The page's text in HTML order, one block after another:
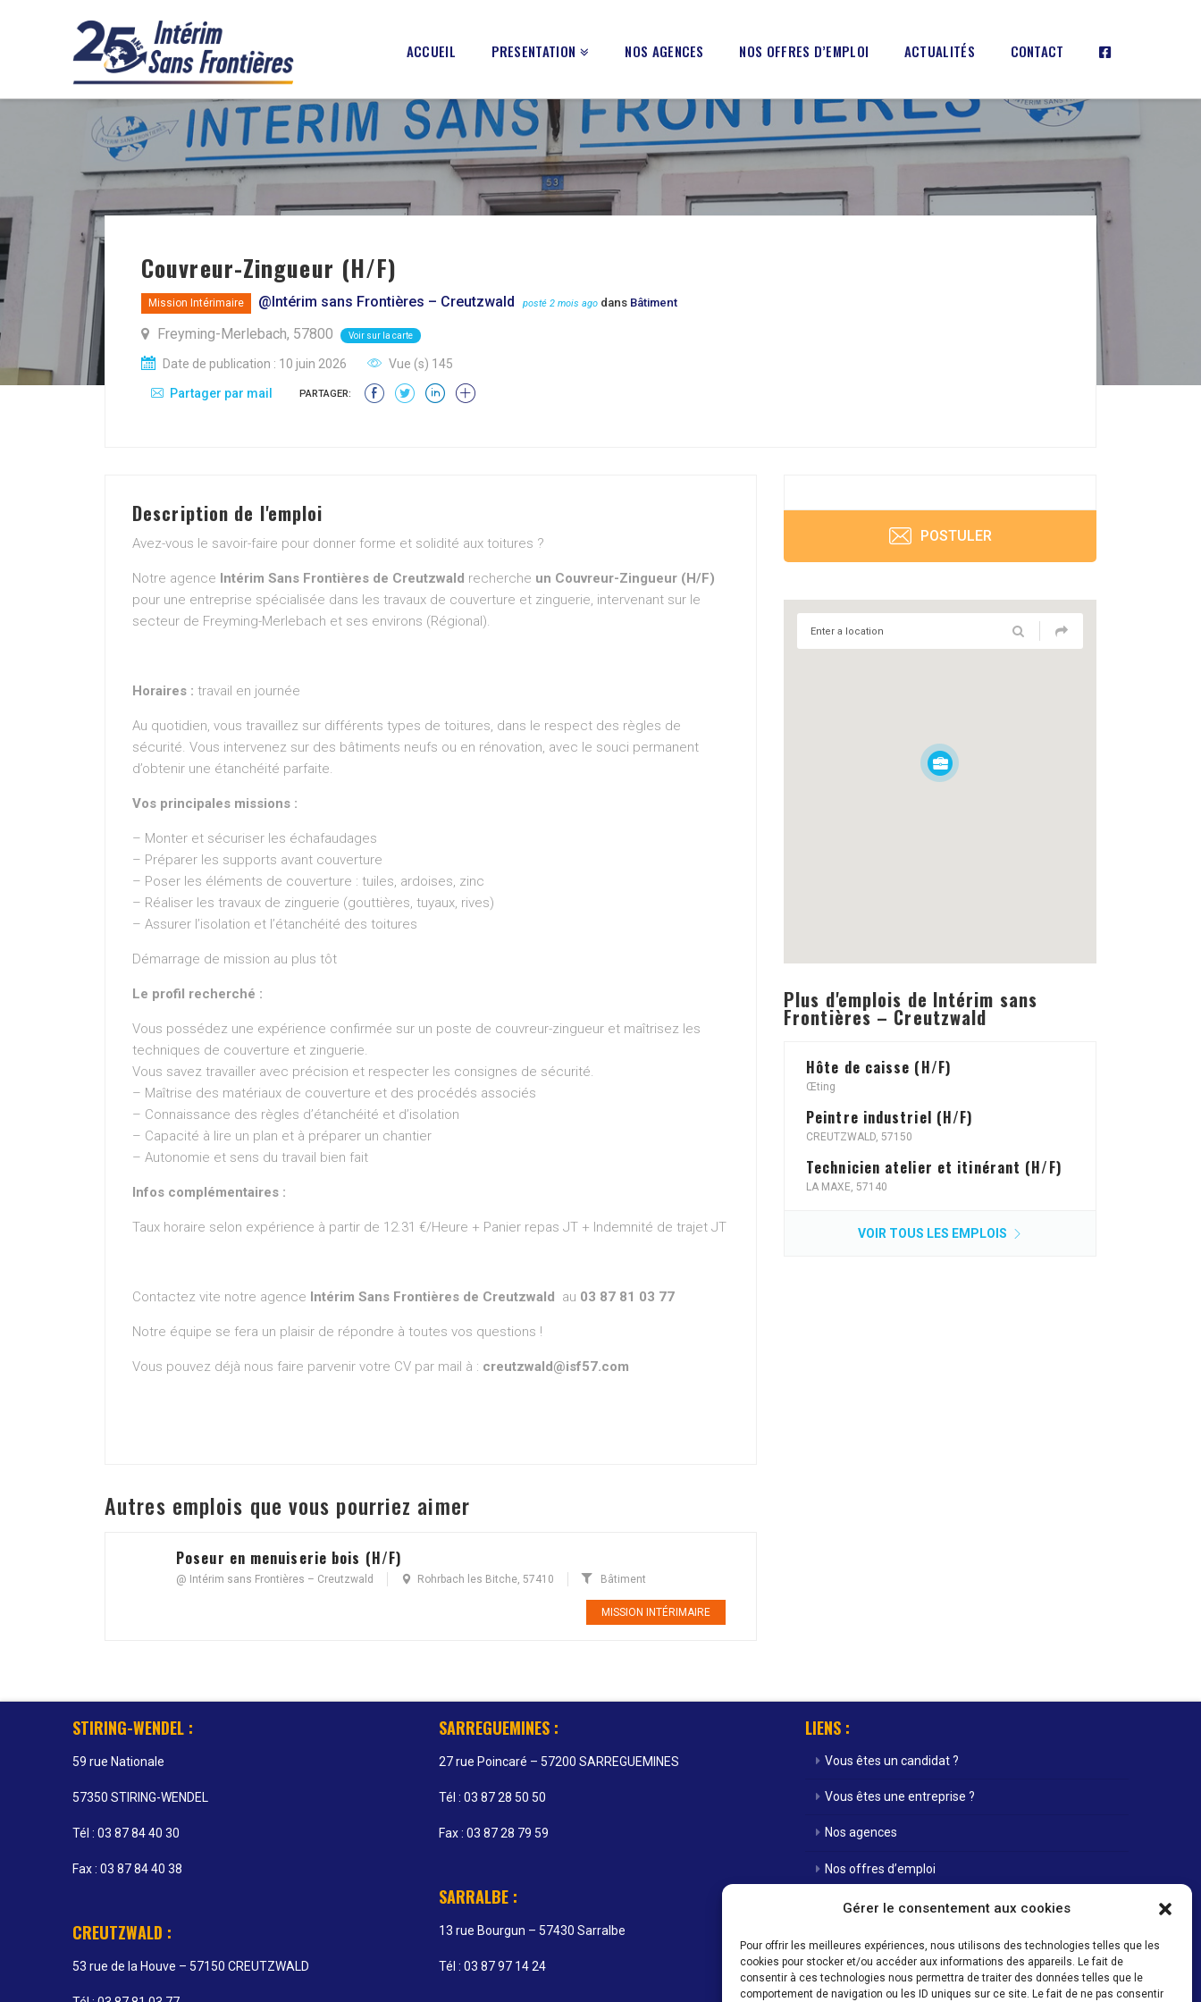
Gérer le consentement aux cookies
Pour offrir les meilleures expériences, nous utilisons des technologies telles que les
cookies pour stocker et/ou accéder aux informations des appareils. Le fait de
consentir à ces technologies nous permettra de traiter des données telles que le
comportement de navigation ou les ID uniques sur ce site. Le fait de ne pas consentir
ACCUEIL PRESENTATION NOS AGENCES NOS OFFRES D’EMPLOI ACTUALITÉS CONTACT
Couvreur-Zingueur (H/F)
Mission Intérimaire @Intérim sans Frontières – Creutzwald posté 2 mois ago dans Bâtiment
Freyming-Merlebach, 57800 Voir sur la carte
Date de publication : 10 juin 2026 Vue (s) 145
Partager par mail PARTAGER:
Description de l'emploi
Avez-vous le savoir-faire pour donner forme et solidité aux toitures ?
Notre agence Intérim Sans Frontières de Creutzwald recherche un Couvreur-Zingueur (H/F)
pour une entreprise spécialisée dans les travaux de couverture et zinguerie, intervenant sur le
secteur de Freyming-Merlebach et ses environs (Régional).
Horaires : travail en journée
Au quotidien, vous travaillez sur différents types de toitures, dans le respect des règles de
sécurité. Vous intervenez sur des bâtiments neufs ou en rénovation, avec le souci permanent
d’obtenir une étanchéité parfaite.
Vos principales missions :
– Monter et sécuriser les échafaudages
– Préparer les supports avant couverture
– Poser les éléments de couverture : tuiles, ardoises, zinc
– Réaliser les travaux de zinguerie (gouttières, tuyaux, rives)
– Assurer l’isolation et l’étanchéité des toitures
Démarrage de mission au plus tôt
Le profil recherché :
Vous possédez une expérience confirmée sur un poste de couvreur-zingueur et maîtrisez les
techniques de couverture et zinguerie.
Vous savez travailler avec précision et respecter les consignes de sécurité.
– Maîtrise des matériaux de couverture et des procédés associés
– Connaissance des règles d’étanchéité et d’isolation
– Capacité à lire un plan et à préparer un chantier
– Autonomie et sens du travail bien fait
Infos complémentaires :
Taux horaire selon expérience à partir de 12.31 €/Heure + Panier repas JT + Indemnité de trajet JT
Contactez vite notre agence Intérim Sans Frontières de Creutzwald au 03 87 81 03 77
Notre équipe se fera un plaisir de répondre à toutes vos questions !
Vous pouvez déjà nous faire parvenir votre CV par mail à : creutzwald@isf57.com
Autres emplois que vous pourriez aimer
Poseur en menuiserie bois (H/F)
@ Intérim sans Frontières – Creutzwald Rohrbach les Bitche, 57410 Bâtiment
MISSION INTÉRIMAIRE
POSTULER
Plus d'emplois de Intérim sans
Frontières – Creutzwald
Hôte de caisse (H/F)
Œting
Peintre industriel (H/F)
CREUTZWALD, 57150
Technicien atelier et itinérant (H/F)
LA MAXE, 57140
VOIR TOUS LES EMPLOIS
STIRING-WENDEL :
59 rue Nationale
57350 STIRING-WENDEL
Tél : 03 87 84 40 30
Fax : 03 87 84 40 38
CREUTZWALD :
53 rue de la Houve – 57150 CREUTZWALD
SARREGUEMINES :
27 rue Poincaré – 57200 SARREGUEMINES
Tél : 03 87 28 50 50
Fax : 03 87 28 79 59
SARRALBE :
13 rue Bourgun – 57430 Sarralbe
Tél : 03 87 97 14 24
LIENS :
Vous êtes un candidat ?
Vous êtes une entreprise ?
Nos agences
Nos offres d’emploi
Actualités
Contact
Mentions Légales / Crédits